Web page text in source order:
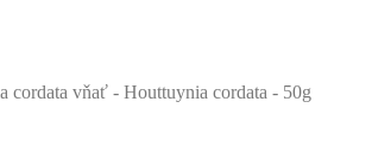
cordata vňať - Houttuynia cordata - 50g